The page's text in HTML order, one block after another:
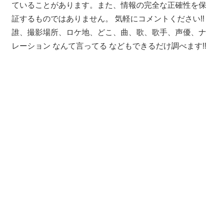
ていることがあります。また、情報の完全な正確性を保
証するものではありません。 気軽にコメントください!!
誰、撮影場所、ロケ地、どこ、曲、歌、歌手、声優、ナ
レーション なんて言ってる などもできるだけ調べます!!